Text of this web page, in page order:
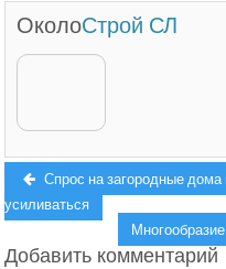
ОколоСтрой СЛ
Навигация
по
записям
Previous
post:
Спрос на загородные
усиливаться
Next
post:
Добавить комментарий